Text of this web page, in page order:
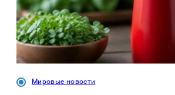
Мировые новости